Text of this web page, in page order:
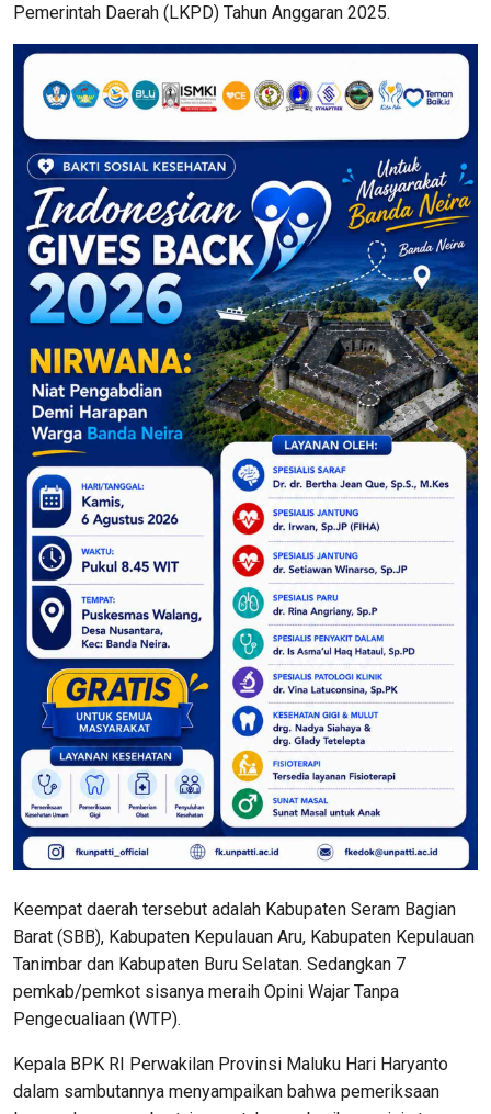
Pemerintah Daerah (LKPD) Tahun Anggaran 2025.
Keempat daerah tersebut adalah Kabupaten Seram Bagian
Barat (SBB), Kabupaten Kepulauan Aru, Kabupaten Kepulauan
Tanimbar dan Kabupaten Buru Selatan. Sedangkan 7
pemkab/pemkot sisanya meraih Opini Wajar Tanpa
Pengecualiaan (WTP).
Kepala BPK RI Perwakilan Provinsi Maluku Hari Haryanto
dalam sambutannya menyampaikan bahwa pemeriksaan